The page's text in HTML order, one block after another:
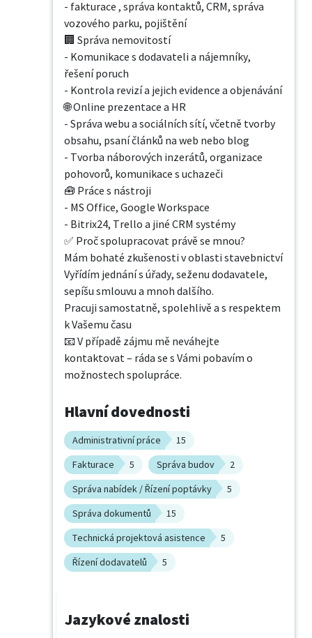
- fakturace , správa kontaktů, CRM, správa
vozového parku, pojištění
🏢 Správa nemovitostí
- Komunikace s dodavateli a nájemníky,
řešení poruch
- Kontrola revizí a jejich evidence a objenávání
🌐 Online prezentace a HR
- Správa webu a sociálních sítí, včetně tvorby
obsahu, psaní článků na web nebo blog
- Tvorba náborových inzerátů, organizace
pohovorů, komunikace s uchazeči
🧰 Práce s nástroji
- MS Office, Google Workspace
- Bitrix24, Trello a jiné CRM systémy
✅ Proč spolupracovat právě se mnou?
Mám bohaté zkušenosti v oblasti stavebnictví
Vyřídím jednání s úřady, seženu dodavatele,
sepíšu smlouvu a mnoh dalšího.
Pracuji samostatně, spolehlivě a s respektem
k Vašemu času
📧 V případě zájmu mě neváhejte
kontaktovat – ráda se s Vámi pobavím o
možnostech spolupráce.
Hlavní dovednosti
Administrativní práce
15
Fakturace
5 Správa budov
2
Správa nabídek / Řízení poptávky
5
Správa dokumentů
15
Technická projektová asistence
5
Řízení dodavatelů
5
Jazykové znalosti